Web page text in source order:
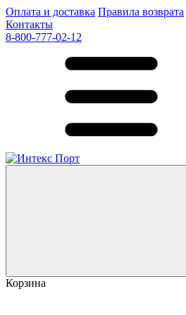
Оплата и доставка Правила возврата
Контакты
8-800-777-02-12
Корзина